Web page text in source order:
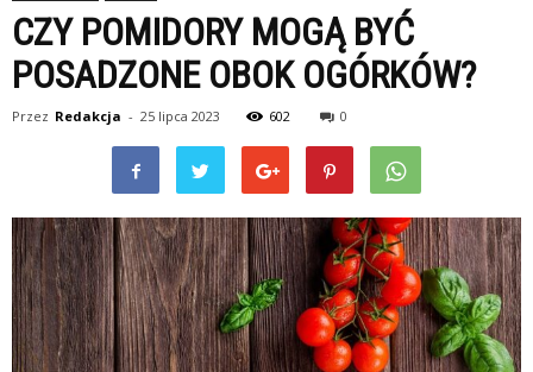
CZY POMIDORY MOGĄ BYĆ
POSADZONE OBOK OGÓRKÓW?
Przez Redakcja - 25 lipca 2023 602 0